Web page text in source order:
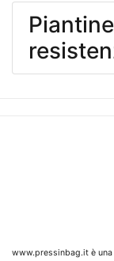
www.pressinbag.it è